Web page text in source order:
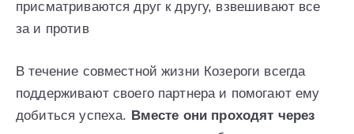
присматриваются друг к другу, взвешивают все
за и против
В течение совместной жизни Козероги всегда
поддерживают своего партнера и помогают ему
добиться успеха. Вместе они проходят через